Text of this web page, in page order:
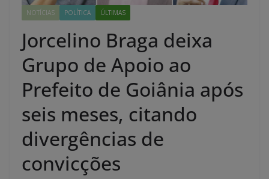
NOTÍCIAS POLÍTICA ÚLTIMAS
Jorcelino Braga deixa
Grupo de Apoio ao
Prefeito de Goiânia após
seis meses, citando
divergências de
convicções